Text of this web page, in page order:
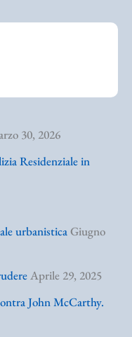
30, 2026
Residenziale in
urbanisticaGiugno
Aprile 29, 2025
John McCarthy.